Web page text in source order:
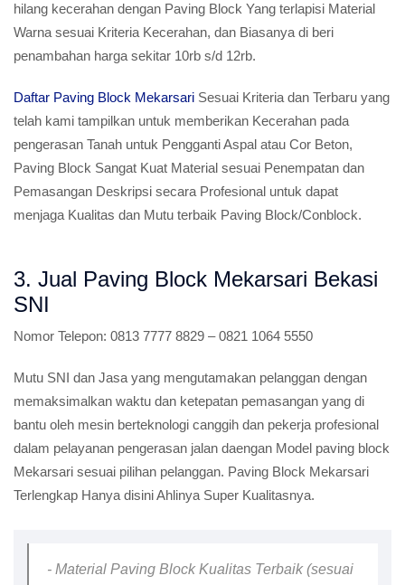
hilang kecerahan dengan Paving Block Yang terlapisi Material
Warna sesuai Kriteria Kecerahan, dan Biasanya di beri
penambahan harga sekitar 10rb s/d 12rb.
Daftar Paving Block Mekarsari Sesuai Kriteria dan Terbaru yang
telah kami tampilkan untuk memberikan Kecerahan pada
pengerasan Tanah untuk Pengganti Aspal atau Cor Beton,
Paving Block Sangat Kuat Material sesuai Penempatan dan
Pemasangan Deskripsi secara Profesional untuk dapat
menjaga Kualitas dan Mutu terbaik Paving Block/Conblock.
3. Jual Paving Block Mekarsari Bekasi
SNI
Nomor Telepon: 0813 7777 8829 – 0821 1064 5550
Mutu SNI dan Jasa yang mengutamakan pelanggan dengan
memaksimalkan waktu dan ketepatan pemasangan yang di
bantu oleh mesin berteknologi canggih dan pekerja profesional
dalam pelayanan pengerasan jalan daengan Model paving block
Mekarsari sesuai pilihan pelanggan. Paving Block Mekarsari
Terlengkap Hanya disini Ahlinya Super Kualitasnya.
- Material Paving Block Kualitas Terbaik (sesuai